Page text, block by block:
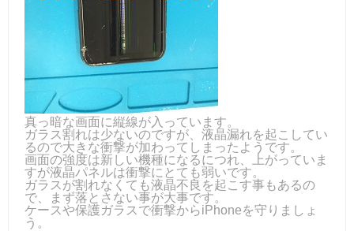
真っ暗な画面に縦線が入っています。
ガラス割れは少ないのですが、液晶漏れを起こしてい
るので大きな衝撃が加わってしまったようです。
画面の強度は新しい機種になるにつれ、上がっていま
すが液晶パネルは衝撃にとても弱いです。
ガラスが割れなくても液晶不良を起こす事もあるの
で、まず落とさない事が大事です。
ケースや保護ガラスで衝撃からiPhoneを守りましょ
う。